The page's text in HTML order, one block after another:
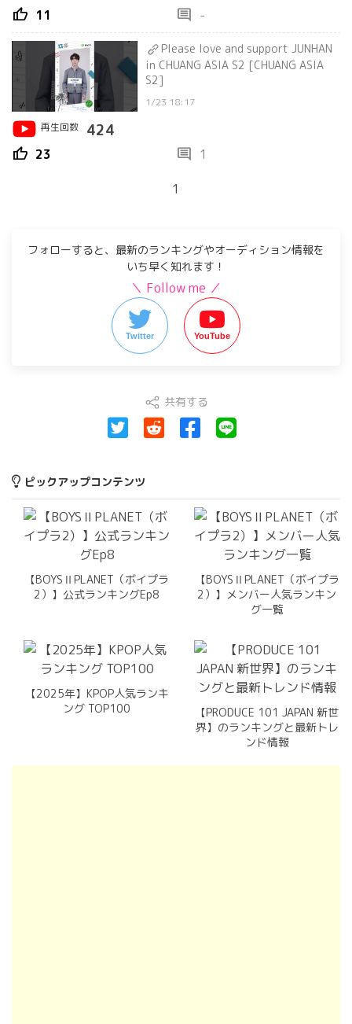
thumb_up 11 comment -
Please love and support JUNHAN
in CHUANG ASIA S2 [CHUANG ASIA
S2]
1/23 18:17
再生回数
424
thumb_up 23 comment 1
1
フォローすると、最新のランキングやオーディション情報を
いち早く知れます！
＼ Follow me ／
Twitter YouTube
共有する
ピックアップコンテンツ
【BOYSⅡPLANET（ボイプラ
2）】公式ランキングEp8
【BOYSⅡPLANET（ボイプラ
2）】メンバー人気ランキン
グ一覧
【2025年】KPOP人気ランキ
ング TOP100
【PRODUCE 101 JAPAN 新世
界】のランキングと最新トレ
ンド情報